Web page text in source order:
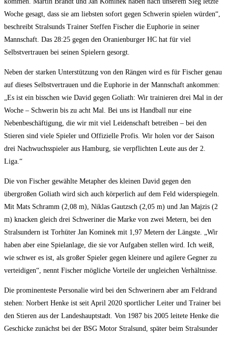
Woche gesagt, dass sie am liebsten sofort gegen Schwerin spielen würden“,
beschreibt Stralsunds Trainer Steffen Fischer die Euphorie in seiner
Mannschaft. Das 28:25 gegen den Oranienburger HC hat für viel
Selbstvertrauen bei seinen Spielern gesorgt.
Neben der starken Unterstützung von den Rängen wird es für Fischer genau
auf dieses Selbstvertrauen und die Euphorie in der Mannschaft ankommen:
„Es ist ein bisschen wie David gegen Goliath: Wir trainieren drei Mal in der
Woche – Schwerin bis zu acht Mal. Bei uns ist Handball nur eine
Nebenbeschäftigung, die wir mit viel Leidenschaft betreiben – bei den
Stieren sind viele Spieler und Offizielle Profis. Wir holen vor der Saison
drei Nachwuchsspieler aus Hamburg, sie verpflichten Leute aus der 2.
Liga.“
Die von Fischer gewählte Metapher des kleinen David gegen den
übergroßen Goliath wird sich auch körperlich auf dem Feld widerspiegeln.
Mit Mats Schramm (2,08 m), Niklas Gautzsch (2,05 m) und Jan Majzis (2
m) knacken gleich drei Schweriner die Marke von zwei Metern, bei den
Stralsundern ist Torhüter Jan Kominek mit 1,97 Metern der Längste. „Wir
haben aber eine Spielanlage, die sie vor Aufgaben stellen wird. Ich weiß,
wie schwer es ist, als großer Spieler gegen kleinere und agilere Gegner zu
verteidigen“, nennt Fischer mögliche Vorteile der ungleichen Verhältnisse.
Die prominenteste Personalie wird bei den Schwerinern aber am Feldrand
stehen: Norbert Henke ist seit April 2020 sportlicher Leiter und Trainer bei
den Stieren aus der Landeshauptstadt. Von 1987 bis 2005 leitete Henke die
Geschicke zunächst bei der BSG Motor Stralsund, später beim Stralsunder